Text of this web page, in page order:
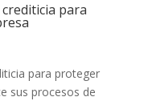
para
para proteger
sus procesos de